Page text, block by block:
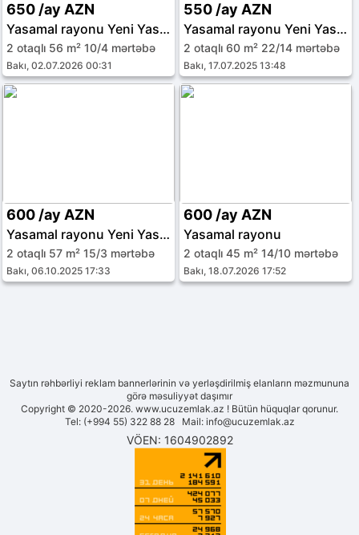
650 /ay AZN
Yasamal rayonu Yeni Yasamal qəs.
2 otaqlı 56 m² 10/4 mərtəbə
Bakı, 02.07.2026 00:31
550 /ay AZN
Yasamal rayonu Yeni Yasamal qəs.
2 otaqlı 60 m² 22/14 mərtəbə
Bakı, 17.07.2025 13:48
600 /ay AZN
Yasamal rayonu Yeni Yasamal qəs.
2 otaqlı 57 m² 15/3 mərtəbə
Bakı, 06.10.2025 17:33
600 /ay AZN
Yasamal rayonu
2 otaqlı 45 m² 14/10 mərtəbə
Bakı, 18.07.2026 17:52
Saytın rəhbərliyi reklam bannerlərinin və yerləşdirilmiş elanların məzmununa
görə məsuliyyət daşımır
Copyright © 2020-2026. www.ucuzemlak.az ! Bütün hüquqlar qorunur.
Tel: (+994 55) 322 88 28 Mail: info@ucuzemlak.az
VÖEN: 1604902892